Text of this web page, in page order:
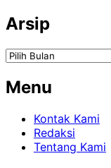
Arsip
Arsip
Menu
Kontak Kami
Redaksi
Tentang Kami